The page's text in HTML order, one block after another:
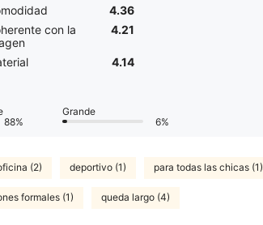
4.36
con la
4.21
4.14
88%
Grande
6%
(2) deportivo (1) para todas las chicas (1)
formales (1) queda largo (4)